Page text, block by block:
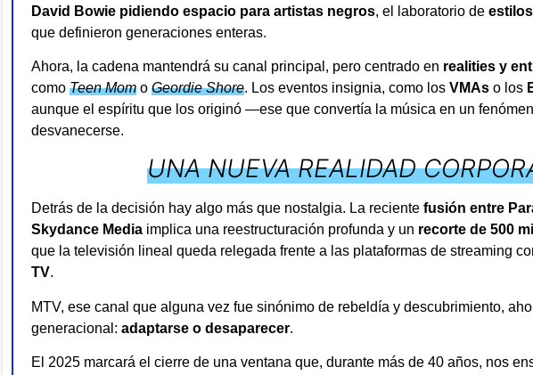
David Bowie pidiendo espacio para artistas negros, el laboratorio de
que definieron generaciones enteras.
Ahora, la cadena mantendrá su canal principal, pero centrado en realities y
como Teen Mom o Geordie Shore. Los eventos insignia, como los VMAs o los
aunque el espíritu que los originó —ese que convertía la música en un
desvanecerse.
UNA NUEVA REALIDAD
Detrás de la decisión hay algo más que nostalgia. La reciente fusión entre
Skydance Media implica una reestructuración profunda y un recorte de 500
que la televisión lineal queda relegada frente a las plataformas de streaming
TV.
MTV, ese canal que alguna vez fue sinónimo de rebeldía y descubrimiento,
generacional: adaptarse o desaparecer.
El 2025 marcará el cierre de una ventana que, durante más de 40 años, nos